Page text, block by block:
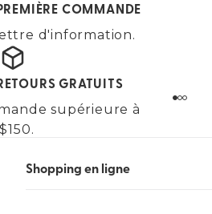
COMMANDE
d'information.
GRATUITS
supérieure à
Shopping en ligne